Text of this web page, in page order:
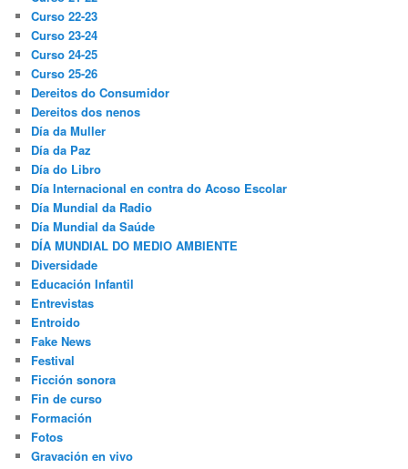
Curso 22-23
Curso 23-24
Curso 24-25
Curso 25-26
Dereitos do Consumidor
Dereitos dos nenos
Día da Muller
Día da Paz
Día do Libro
Día Internacional en contra do Acoso Escolar
Día Mundial da Radio
Día Mundial da Saúde
DÍA MUNDIAL DO MEDIO AMBIENTE
Diversidade
Educación Infantil
Entrevistas
Entroido
Fake News
Festival
Ficción sonora
Fin de curso
Formación
Fotos
Gravación en vivo